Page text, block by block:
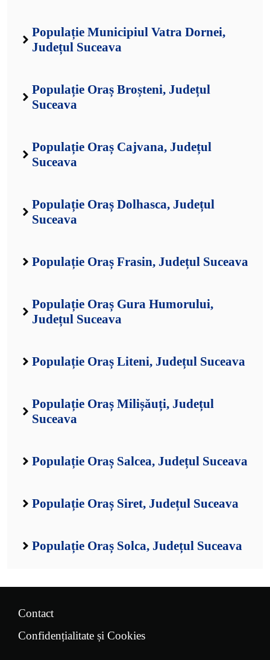
Populație Municipiul Vatra Dornei,
Județul Suceava
Populație Oraș Broșteni, Județul
Suceava
Populație Oraș Cajvana, Județul
Suceava
Populație Oraș Dolhasca, Județul
Suceava
Populație Oraș Frasin, Județul Suceava
Populație Oraș Gura Humorului,
Județul Suceava
Populație Oraș Liteni, Județul Suceava
Populație Oraș Milișăuți, Județul
Suceava
Populație Oraș Salcea, Județul Suceava
Populație Oraș Siret, Județul Suceava
Populație Oraș Solca, Județul Suceava
Contact
Confidențialitate și Cookies